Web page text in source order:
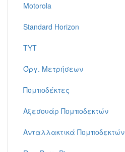
Motorola
Standard Horizon
TYT
Όργ. Μετρήσεων
Πομποδέκτες
Αξεσουάρ Πομποδεκτών
Ανταλλακτικά Πομποδεκτών